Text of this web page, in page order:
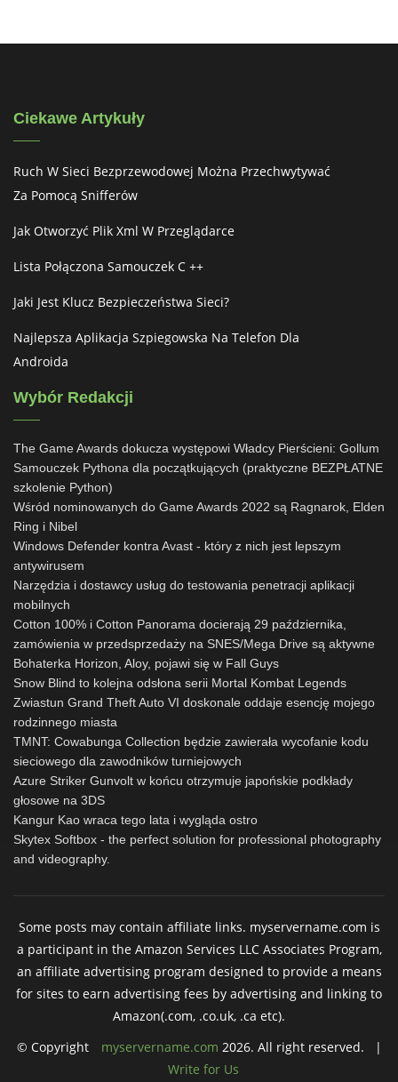
Ciekawe Artykuły
Ruch W Sieci Bezprzewodowej Można Przechwytywać
Za Pomocą Snifferów
Jak Otworzyć Plik Xml W Przeglądarce
Lista Połączona Samouczek C ++
Jaki Jest Klucz Bezpieczeństwa Sieci?
Najlepsza Aplikacja Szpiegowska Na Telefon Dla
Androida
Wybór Redakcji
The Game Awards dokucza występowi Władcy Pierścieni: Gollum
Samouczek Pythona dla początkujących (praktyczne BEZPŁATNE
szkolenie Python)
Wśród nominowanych do Game Awards 2022 są Ragnarok, Elden
Ring i Nibel
Windows Defender kontra Avast - który z nich jest lepszym
antywirusem
Narzędzia i dostawcy usług do testowania penetracji aplikacji
mobilnych
Cotton 100% i Cotton Panorama docierają 29 października,
zamówienia w przedsprzedaży na SNES/Mega Drive są aktywne
Bohaterka Horizon, Aloy, pojawi się w Fall Guys
Snow Blind to kolejna odsłona serii Mortal Kombat Legends
Zwiastun Grand Theft Auto VI doskonale oddaje esencję mojego
rodzinnego miasta
TMNT: Cowabunga Collection będzie zawierała wycofanie kodu
sieciowego dla zawodników turniejowych
Azure Striker Gunvolt w końcu otrzymuje japońskie podkłady
głosowe na 3DS
Kangur Kao wraca tego lata i wygląda ostro
Skytex Softbox - the perfect solution for professional photography
and videography.
Some posts may contain affiliate links. myservername.com is
a participant in the Amazon Services LLC Associates Program,
an affiliate advertising program designed to provide a means
for sites to earn advertising fees by advertising and linking to
Amazon(.com, .co.uk, .ca etc).
© Copyright
myservername.com 2026. All right reserved. |
Write for Us